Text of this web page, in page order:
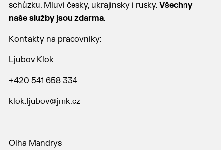
schůzku. Mluví česky, ukrajinsky i rusky. Všechny
naše služby jsou zdarma.
Kontakty na pracovníky:
Ljubov Klok
+420 541 658 334
klok.ljubov@jmk.cz
Olha Mandrys